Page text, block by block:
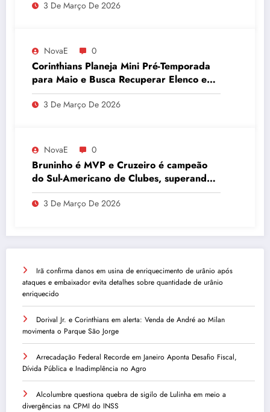
3 De Março De 2026
NovaE 0
Corinthians Planeja Mini Pré-Temporada
para Maio e Busca Recuperar Elenco e
Desempenho
3 De Março De 2026
NovaE 0
Bruninho é MVP e Cruzeiro é campeão
do Sul-Americano de Clubes, superando
Campinas
3 De Março De 2026
Irã confirma danos em usina de enriquecimento de urânio após
ataques e embaixador evita detalhes sobre quantidade de urânio
enriquecido
Dorival Jr. e Corinthians em alerta: Venda de André ao Milan
movimenta o Parque São Jorge
Arrecadação Federal Recorde em Janeiro Aponta Desafio Fiscal,
Dívida Pública e Inadimplência no Agro
Alcolumbre questiona quebra de sigilo de Lulinha em meio a
divergências na CPMI do INSS